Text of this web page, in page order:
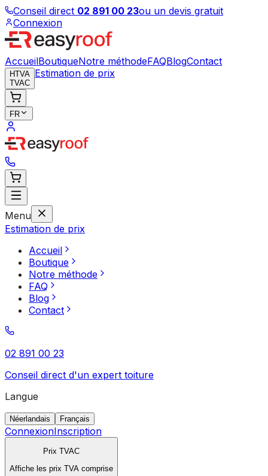
Conseil direct 02 891 00 23ou un devis gratuit
Connexion
AccueilBoutiqueNotre méthodeFAQBlogContact
HTVA
TVAC
Estimation de prix
FR
Menu
Estimation de prix
Accueil
Boutique
Notre méthode
FAQ
Blog
Contact
02 891 00 23
Conseil direct d'un expert toiture
Langue
Néerlandais Français
ConnexionInscription
Prix TVAC
Affiche les prix TVA comprise